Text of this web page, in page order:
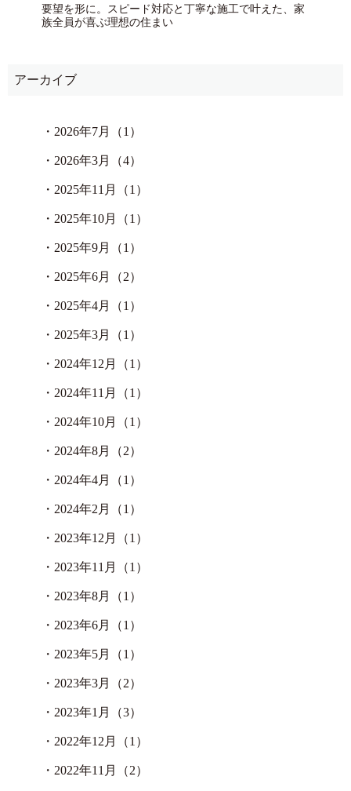
要望を形に。スピード対応と丁寧な施工で叶えた、家
族全員が喜ぶ理想の住まい
アーカイブ
・ 2026年7月（1）
・ 2026年3月（4）
・ 2025年11月（1）
・ 2025年10月（1）
・ 2025年9月（1）
・ 2025年6月（2）
・ 2025年4月（1）
・ 2025年3月（1）
・ 2024年12月（1）
・ 2024年11月（1）
・ 2024年10月（1）
・ 2024年8月（2）
・ 2024年4月（1）
・ 2024年2月（1）
・ 2023年12月（1）
・ 2023年11月（1）
・ 2023年8月（1）
・ 2023年6月（1）
・ 2023年5月（1）
・ 2023年3月（2）
・ 2023年1月（3）
・ 2022年12月（1）
・ 2022年11月（2）